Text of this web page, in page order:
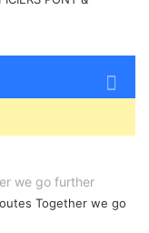
we go further